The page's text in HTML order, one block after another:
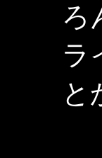
ろ
ラ
と